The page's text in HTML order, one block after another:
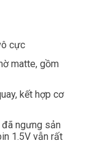
cực
matte, gồm
kết hợp cơ
ngưng sản
1.5V vẫn rất